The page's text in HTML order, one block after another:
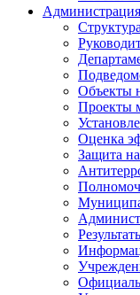
Администрация
Объекты
Проекты
Оценка
Защита